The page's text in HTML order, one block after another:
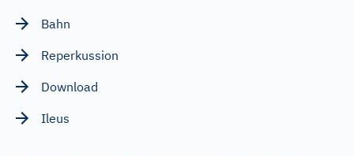
Bahn
Reperkussion
Download
Ileus